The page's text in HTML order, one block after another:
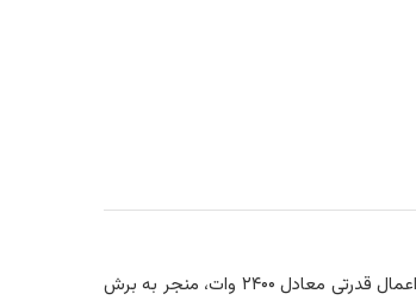
(بنزینی)، یکی از انواع اره­‌های کاربردی برای برش و قطع درختان و الوارهاست. اره موتوری مدل ۶۲۱۱ آروا، یک اره با زنجیری دوران کننده است که با اعمال قدرتی معادل ۲۴۰۰ وات، منجر به برش